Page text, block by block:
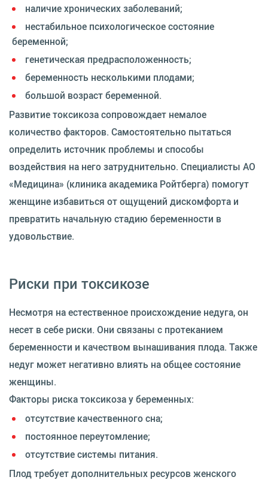
наличие хронических заболеваний;
нестабильное психологическое состояние
беременной;
генетическая предрасположенность;
беременность несколькими плодами;
большой возраст беременной.
Развитие токсикоза сопровождает немалое
количество факторов. Самостоятельно пытаться
определить источник проблемы и способы
воздействия на него затруднительно. Специалисты АО
«Медицина» (клиника академика Ройтберга) помогут
женщине избавиться от ощущений дискомфорта и
превратить начальную стадию беременности в
удовольствие.
Риски при токсикозе
Несмотря на естественное происхождение недуга, он
несет в себе риски. Они связаны с протеканием
беременности и качеством вынашивания плода. Также
недуг может негативно влиять на общее состояние
женщины.
Факторы риска токсикоза у беременных:
отсутствие качественного сна;
постоянное переутомление;
отсутствие системы питания.
Плод требует дополнительных ресурсов женского